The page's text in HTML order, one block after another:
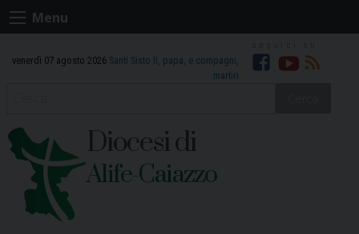
Skip
to
Menu
venerdì 07 agosto 2026 Santi Sisto II, papa, e compagni,
martiri
Facebook
Youtube
RSS
Diocesi di
Alife-Caiazzo